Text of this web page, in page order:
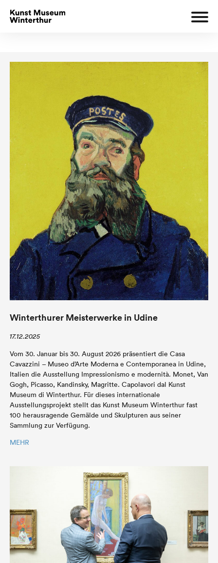
Winterthurer Meisterwerke in Udine
17.12.2025
Vom 30. Januar bis 30. August 2026 präsentiert die Casa
Cavazzini – Museo d’Arte Moderna e Contemporanea in Udine,
Italien die Ausstellung Impressionismo e modernità. Monet, Van
Gogh, Picasso, Kandinsky, Magritte. Capolavori dal Kunst
Museum di Winterthur. Für dieses internationale
Ausstellungsprojekt stellt das Kunst Museum Winterthur fast
100 herausragende Gemälde und Skulpturen aus seiner
Sammlung zur Verfügung.
MEHR